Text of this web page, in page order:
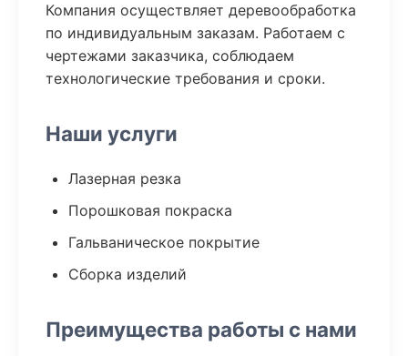
Компания осуществляет деревообработка
по индивидуальным заказам. Работаем с
чертежами заказчика, соблюдаем
технологические требования и сроки.
Наши услуги
Лазерная резка
Порошковая покраска
Гальваническое покрытие
Сборка изделий
Преимущества работы с нами